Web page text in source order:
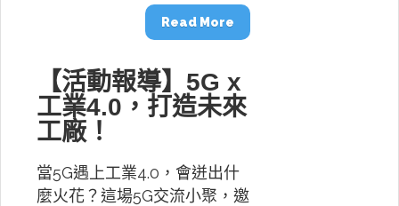
Read More
【活動報導】5G x
工業4.0，打造未來
工廠！
當5G遇上工業4.0，會迸出什
麼火花？這場5G交流小聚，邀